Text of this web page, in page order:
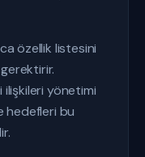
özellik listesini
ilişkileri yönetimi
hedefleri bu